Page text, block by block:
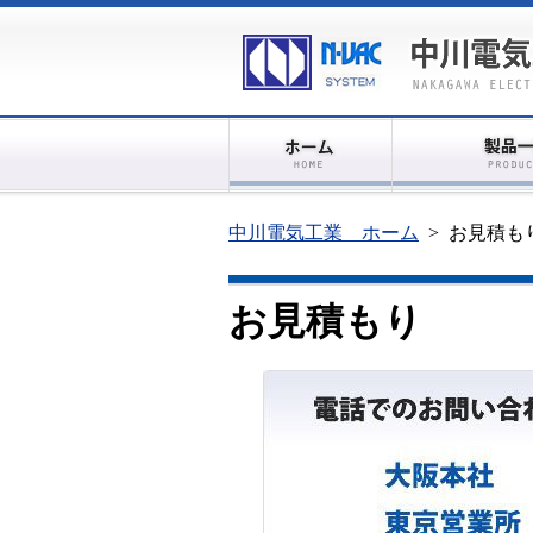
中川電気工業 ホーム > お見積も
お見積もり